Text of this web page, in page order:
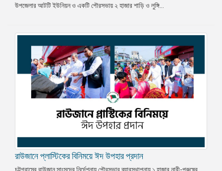
উপজেলার আটটি ইউনিয়ন ও একটি পৌরসভায় ২ হাজার শাড়ি ও লুঙ্গি...
রাউজানে প্লাস্টিকের বিনিময়ে ঈদ উপহার প্রদান